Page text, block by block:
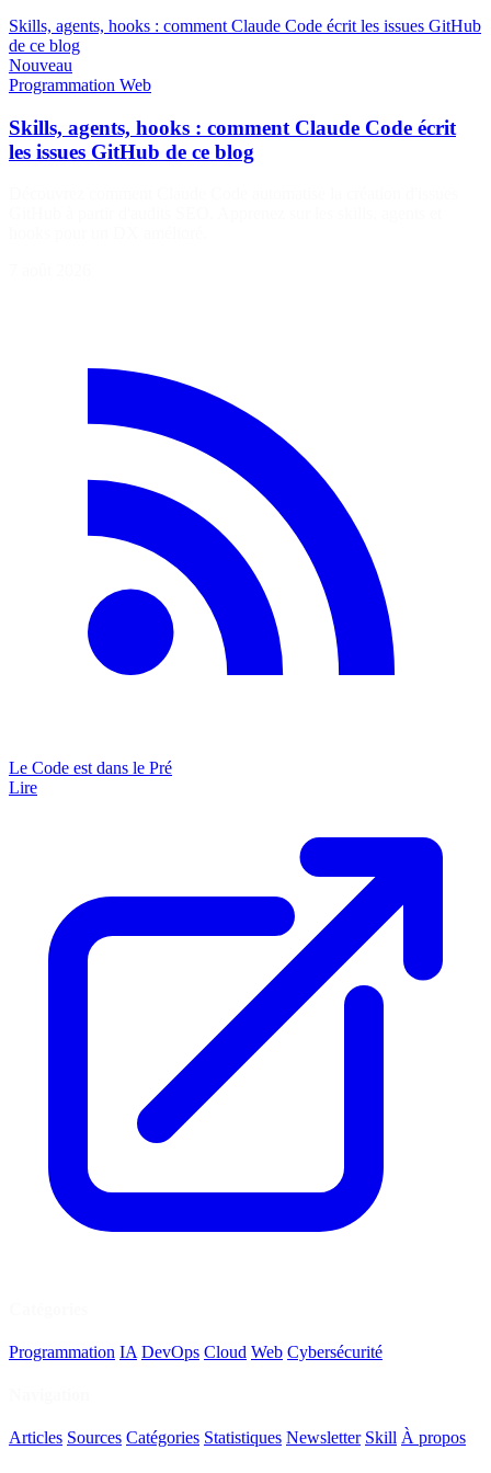
Skills, agents, hooks : comment Claude Code écrit les issues GitHub
de ce blog
Nouveau
Programmation Web
Skills, agents, hooks : comment Claude Code écrit
les issues GitHub de ce blog
Le Code est dans le Pré
Lire
Programmation IA DevOps Cloud Web Cybersécurité
Articles Sources Catégories Statistiques Newsletter Skill À propos